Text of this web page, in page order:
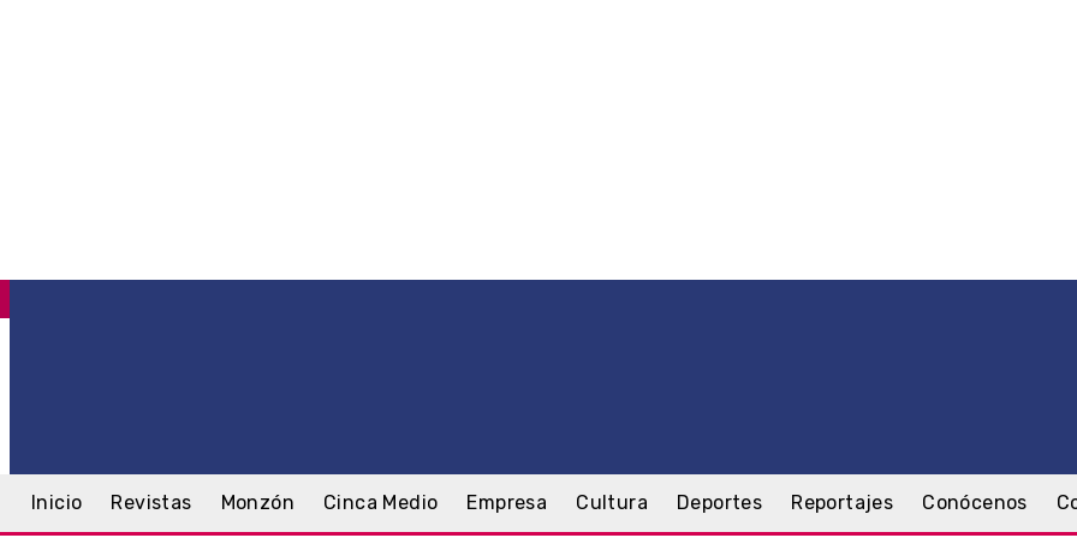
Inicio Revistas Monzón Cinca Medio Empresa Cultura Deportes Reportajes Conócenos